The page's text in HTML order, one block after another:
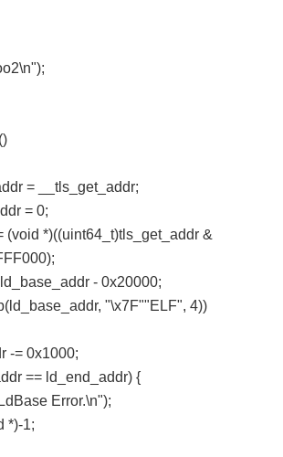
= __tls_get_addr;
= 0;
*)((uint64_t)tls_get_addr &
- 0x20000;
"\x7F""ELF", 4))
= 0x1000;
== ld_end_addr) {
Error.\n");
1;